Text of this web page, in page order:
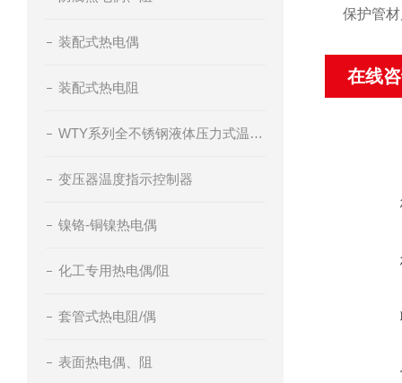
装配式热电偶
装配式热电阻
WTY系列全不锈钢液体压力式温度计
变压器温度指示控制器
镍铬-铜镍热电偶
化工专用热电偶/阻
套管式热电阻/偶
表面热电偶、阻
保护管
在线